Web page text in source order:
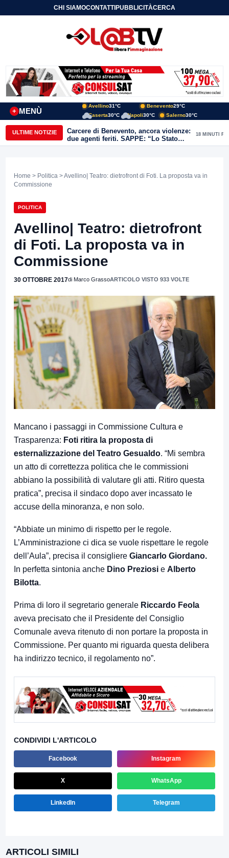
CHI SIAMOCONTATTIPUBBLICITÀCERCA
MENÙ
+
Avellino31°C Benevento29°C
Caserta30°C Napoli30°C Salerno30°C
ULTIME NOTIZIE
Carcere di Benevento, ancora violenze:
due agenti feriti. SAPPE: “Lo Stato
non può arretrare”
18 MINUTI FA
Home > Politica > Avellino| Teatro: dietrofront di Foti. La proposta va in
Commissione
POLITICA
Avellino| Teatro: dietrofront
di Foti. La proposta va in
Commissione
30 OTTOBRE 2017di Marco GrassoARTICOLO VISTO 933 VOLTE
Mancano i passaggi in Commissione Cultura e
Trasparenza: Foti ritira la proposta di
esternalizzazione del Teatro Gesualdo. “Mi sembra
un atto di correttezza politica che le commissioni
abbiano la possibilità di valutare gli atti. Ritiro questa
pratica”, precisa il sindaco dopo aver incassato le
accuse della minoranza, e non solo.
“Abbiate un minimo di rispetto per le regole.
L’Amministrazione ci dica se vuole rispettare le regole
dell’Aula”, precisa il consigliere Giancarlo Giordano.
In perfetta sintonia anche Dino Preziosi e Alberto
Bilotta.
Prima di loro il segretario generale Riccardo Feola
aveva precisato che il Presidente del Consiglio
Comunale aveva ritenuto di non portare la proposta in
Commissione. Per quanto mi riguarda questa delibera
ha indirizzo tecnico, il regolamento no”.
CONDIVIDI L'ARTICOLO
Facebook Instagram
X WhatsApp
LinkedIn Telegram
ARTICOLI SIMILI